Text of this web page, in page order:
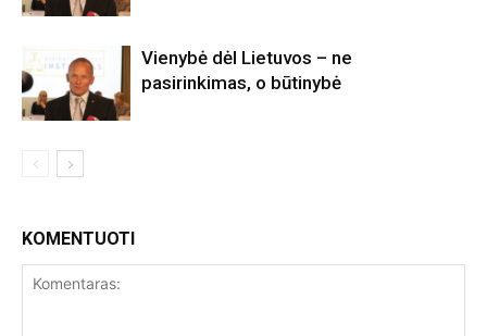
Vienybė dėl Lietuvos – ne
pasirinkimas, o būtinybė
KOMENTUOTI